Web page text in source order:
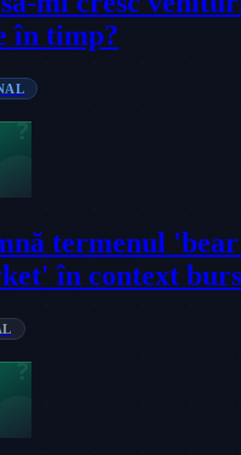
în timp?
termenul
în context